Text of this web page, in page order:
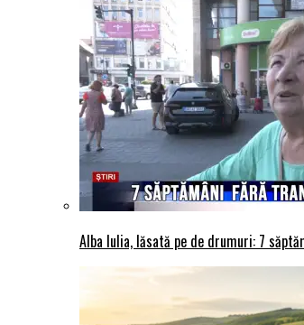
Alba Iulia, lăsată pe de drumuri: 7